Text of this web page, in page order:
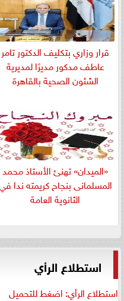
قرار وزاري بتكليف الدكتور تامر
عاطف مدكور مديرًا لمديرية
الشئون الصحية بالقاهرة
«الميدان» تهنئ الأستاذ محمد
المسلمانى بنجاح كريمته ندا
الثانوية العامة
استطلاع الرأي
استطلاع الرأي: اضغط للتحميل